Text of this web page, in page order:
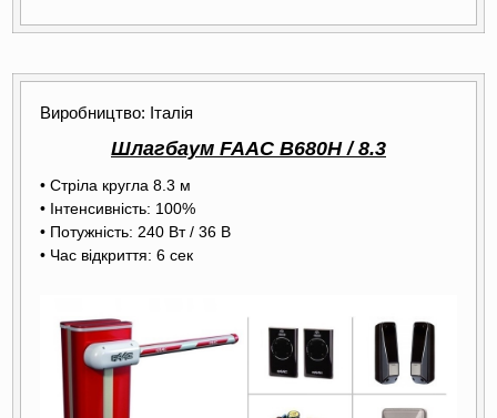
Виробництво: Італія
Шлагбаум FAAC B680H / 8.3
• Стріла кругла 8.3 м
• Інтенсивність: 100%
• Потужність: 240 Вт / 36 В
• Час відкриття: 6 сек